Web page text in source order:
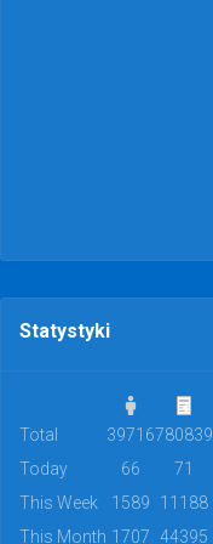
Statystyki
Total 39716780839
Today
66
71
This Week
1589
11188
This Month 1707 44395